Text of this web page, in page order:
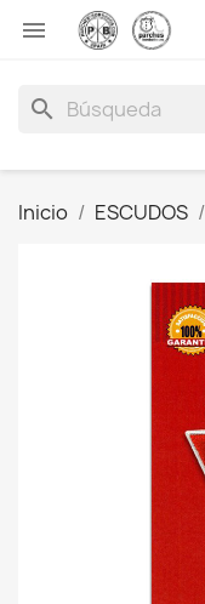

search
Inicio ESCUDOS